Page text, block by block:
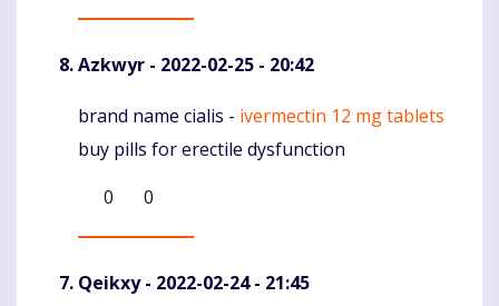
Azkwyr - 2022-02-25 - 20:42
Komentaras
brand name cialis - ivermectin 12 mg tablets
buy pills for erectile dysfunction
0
0
Qeikxy- 2022-02-24 - 21:45